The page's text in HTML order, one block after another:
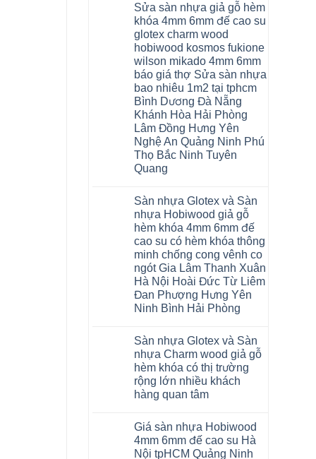
bình
luận
ở
Sàn
gỗ
AURUM
Floor
Báo
giá
Sàn
gỗ
AURUM
Floor
nhập
khẩu
Malaysia
RUM
14
AI
13
RUM
AI
35
36
RUM
AI
37
AI
dày
12mm
bản
Hà
Nội
Thanh
Xuân
Thanh
Trì
Bắc
Giấy
Tây
Hồ
Hưng
Yên
Sửa sàn nhựa giả gỗ hèm
khóa 4mm 6mm đế cao su
glotex charm wood
hobiwood kosmos fukione
wilson mikado 4mm 6mm
báo giá thợ Sửa sàn nhựa
bao nhiêu 1m2 tại tphcm
Bình Dương Đà Nẵng
Khánh Hòa Hải Phòng
Lâm Đồng Hưng Yên
Nghệ An Quảng Ninh Phú
Thọ Bắc Ninh Tuyên
Quang
bình
luận
ở
Sửa
sàn
nhựa
giả
gỗ
hèm
khóa
4mm
6mm
đế
glotex
charm
wood
hobiwood
kosmos
fukione
wilson
mikado
6mm
báo
giá
thợ
Sàn nhựa Glotex và Sàn
nhựa Hobiwood giả gỗ
hèm khóa 4mm 6mm đế
cao su có hèm khóa thông
minh chống cong vênh co
ngót Gia Lâm Thanh Xuân
Hà Nội Hoài Đức Từ Liêm
Đan Phượng Hưng Yên
Ninh Bình Hải Phòng
bình
luận
ở
Sàn
nhựa
Glotex
và
Hobiwood
giả
gỗ
hèm
Sàn nhựa Glotex và Sàn
nhựa Charm wood giả gỗ
hèm khóa có thị trường
rộng lớn nhiều khách
hàng quan tâm
bình
luận
ở
Sàn
Giá sàn nhựa Hobiwood
4mm 6mm đế cao su Hà
Nội tpHCM Quảng Ninh